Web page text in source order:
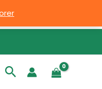
Rechercher